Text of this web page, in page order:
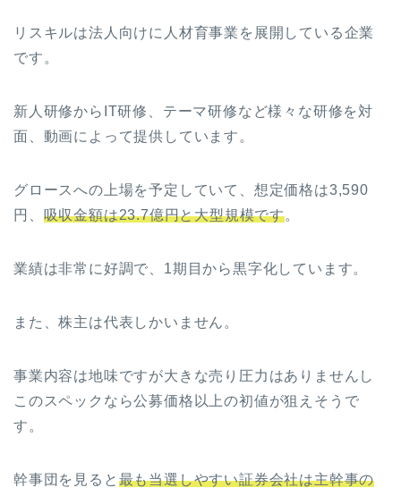
リスキルは法人向けに人材育事業を展開している企業
です。
新人研修からIT研修、テーマ研修など様々な研修を対
面、動画によって提供しています。
グロースへの上場を予定していて、想定価格は3,590
円、 吸収金額は23.7億円と大型規模です。
業績は非常に好調で、1期目から黒字化しています。
また、株主は代表しかいません。
事業内容は地味ですが大きな売り圧力はありませんし
このスペックなら公募価格以上の初値が狙えそうで
す。
幹事団を見ると 最も当選しやすい証券会社は主幹事の